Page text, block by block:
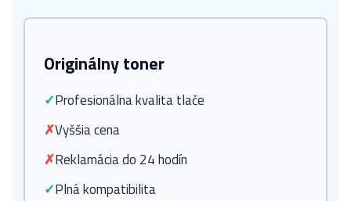
Originálny toner
✓Profesionálna kvalita tlače
✗Vyššia cena
✗Reklamácia do 24 hodín
✓Plná kompatibilita